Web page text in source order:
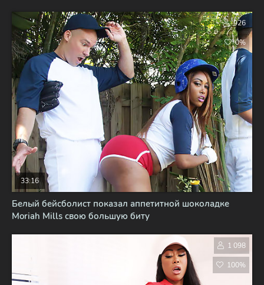
Белый бейсболист показал аппетитной шоколадке
Moriah Mills свою большую биту
33:16
926
0%
1 098
100%